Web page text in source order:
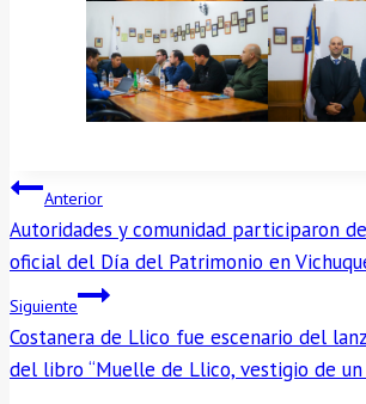
NAVEGACIÓN
DE
ENTRADAS
Anterior
Autoridades y comunidad participaron
oficial del Día del Patrimonio en
Siguiente
Costanera de Llico fue escenario del
del libro “Muelle de Llico, vestigio de un